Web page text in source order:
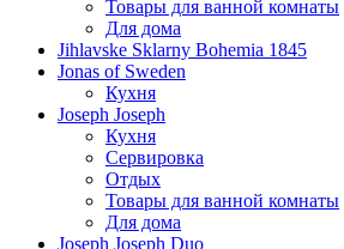
Товары для ванной комнаты
Для дома
Jihlavske Sklarny Bohemia 1845
Jonas of Sweden
Кухня
Joseph Joseph
Кухня
Сервировка
Отдых
Товары для ванной комнаты
Для дома
Joseph Joseph Duo